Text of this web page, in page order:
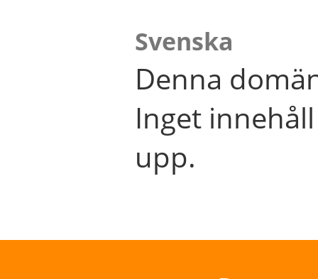
Svenska
Denna
Inget
upp.